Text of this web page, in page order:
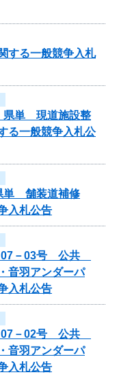
する一般競争入札
県単 現道施設整
る一般競争入札公
単 舗装道補修
入札公告
07－03号 公共
音羽アンダーパ
入札公告
07－02号 公共
音羽アンダーパ
入札公告